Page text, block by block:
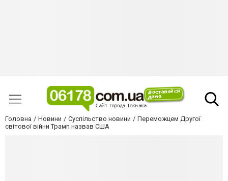
Головна Новини Суспільство новини
Переможцем Другої
світової війни Трамп назвав США